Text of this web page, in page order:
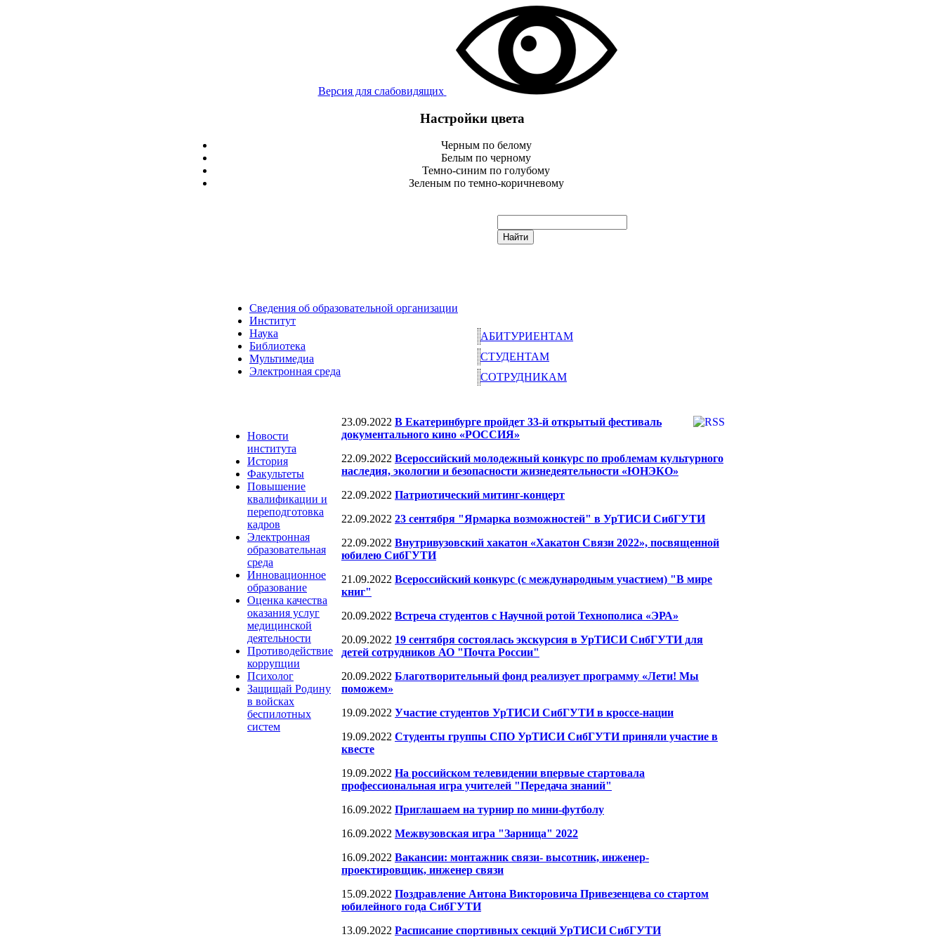
Версия для слабовидящих
Настройки цвета
Черным по белому
Белым по черному
Темно-синим по голубому
Зеленым по темно-коричневому
Сведения об образовательной организации
Институт
Наука
Библиотека
Мультимедиа
Электронная среда
АБИТУРИЕНТАМ
СТУДЕНТАМ
СОТРУДНИКАМ
Новости
института
История
Факультеты
Повышение
квалификации и
переподготовка
кадров
Электронная
образовательная
среда
Инновационное
образование
Оценка качества
оказания услуг
медицинской
деятельности
Противодействие
коррупции
Психолог
Защищай Родину
в войсках
беспилотных
систем
23.09.2022 В Екатеринбурге пройдет 33-й открытый фестиваль
документального кино «РОССИЯ»
22.09.2022 Всероссийский молодежный конкурс по проблемам культурного
наследия, экологии и безопасности жизнедеятельности «ЮНЭКО»
22.09.2022 Патриотический митинг-концерт
22.09.2022 23 сентября "Ярмарка возможностей" в УрТИСИ СибГУТИ
22.09.2022 Внутривузовский хакатон «Хакатон Связи 2022», посвященной
юбилею СибГУТИ
21.09.2022 Всероссийский конкурс (с международным участием) "В мире
книг"
20.09.2022 Встреча студентов с Научной ротой Технополиса «ЭРА»
20.09.2022 19 сентября состоялась экскурсия в УрТИСИ СибГУТИ для
детей сотрудников АО "Почта России"
20.09.2022 Благотворительный фонд реализует программу «Лети! Мы
поможем»
19.09.2022 Участие студентов УрТИСИ СибГУТИ в кроссе-нации
19.09.2022 Студенты группы СПО УрТИСИ СибГУТИ приняли участие в
квесте
19.09.2022 На российском телевидении впервые стартовала
профессиональная игра учителей "Передача знаний"
16.09.2022 Приглашаем на турнир по мини-футболу
16.09.2022 Межвузовская игра "Зарница" 2022
16.09.2022 Вакансии: монтажник связи- высотник, инженер-
проектировщик, инженер связи
15.09.2022 Поздравление Антона Викторовича Привезенцева со стартом
юбилейного года СибГУТИ
13.09.2022 Расписание спортивных секций УрТИСИ СибГУТИ